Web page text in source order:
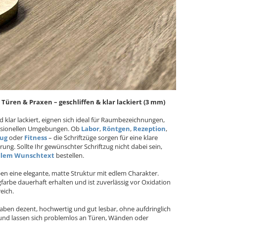
& Praxen – geschliffen & klar lackiert (3 mm)
lackiert, eignen sich ideal für Raumbezeichnungen,
Umgebungen. Ob Labor, Röntgen, Rezeption,
oder Fitness– die Schriftzüge sorgen für eine klare
Sollte Ihr gewünschter Schriftzug nicht dabei sein,
Wunschtextbestellen.
eine elegante, matte Struktur mit edlem Charakter.
dauerhaft erhalten und ist zuverlässig vor Oxidation
dezent, hochwertig und gut lesbar, ohne aufdringlich
lassen sich problemlosan Türen, Wänden oder